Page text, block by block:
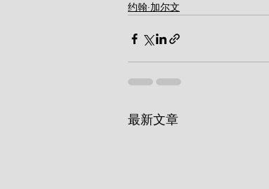
约翰·加尔文
最新文章